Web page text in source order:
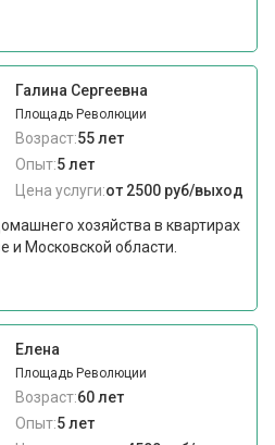
Галина Сергеевна
Площадь Революции
Возраст:55 лет
Опыт:5 лет
Цена услуги:от 2500 руб/выход
хозяйства в квартирах
и Московской области.
Елена
Площадь Революции
Возраст:60 лет
Опыт:5 лет